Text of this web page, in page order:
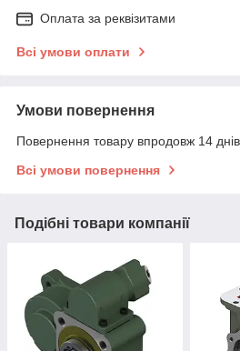
Оплата за реквізитами
Всі умови оплати
Умови повернення
Повернення товару впродовж 14
Всі умови повернення
Подібні товари компанії